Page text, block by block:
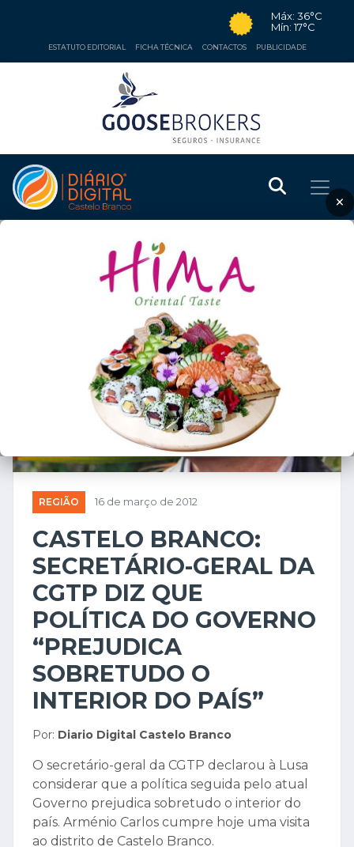
Máx: 36°C
Mín: 17°C
ESTATUTO EDITORIAL FICHA TÉCNICA CONTACTOS PUBLICIDADE
×
REGIÃO 16 de março de 2012
CASTELO BRANCO:
SECRETÁRIO-GERAL DA
CGTP DIZ QUE
POLÍTICA DO GOVERNO
“PREJUDICA
SOBRETUDO O
INTERIOR DO PAÍS”
Por: Diario Digital Castelo Branco
O secretário-geral da CGTP declarou à Lusa
considerar que a política seguida pelo atual
Governo prejudica sobretudo o interior do
país. Arménio Carlos cumpre hoje uma visita
ao distrito de Castelo Branco.